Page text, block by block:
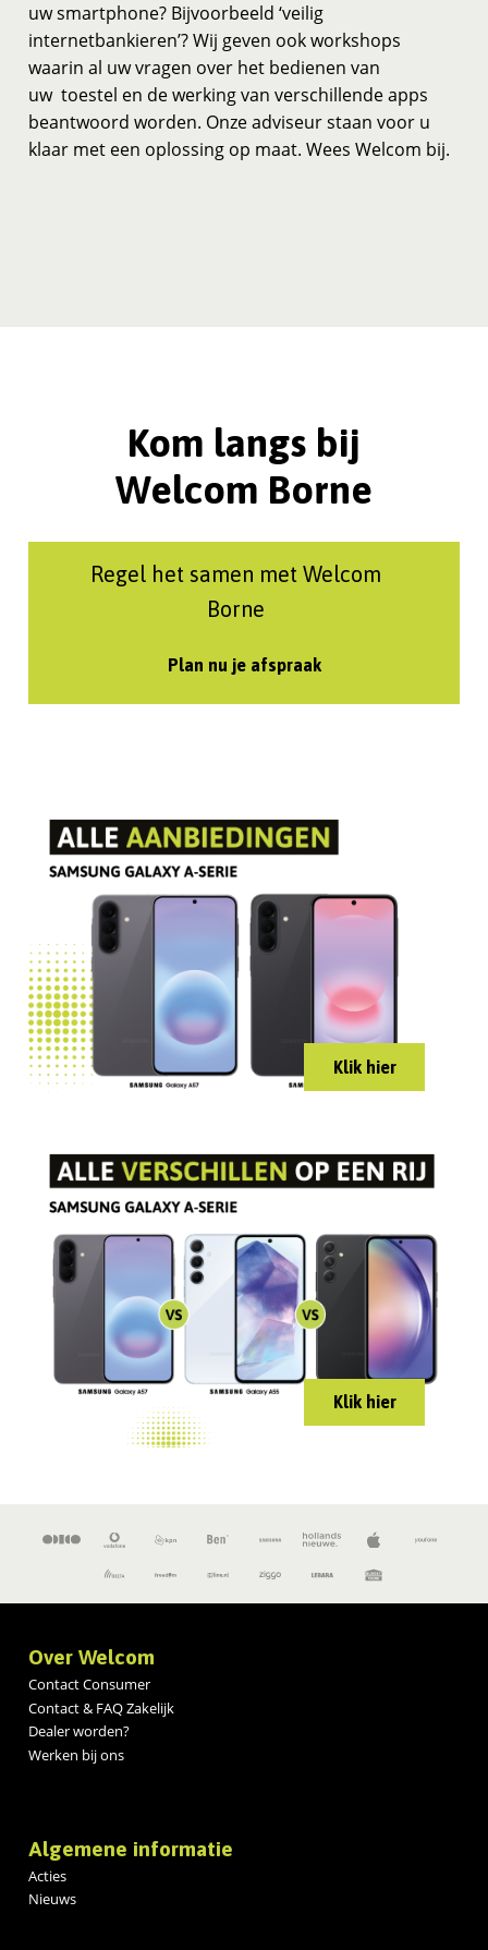
uw smartphone? Bijvoorbeeld ‘veilig
internetbankieren’? Wij geven ook workshops
waarin al uw vragen over het bedienen van
uw toestel en de werking van verschillende apps
beantwoord worden. Onze adviseur staan voor u
klaar met een oplossing op maat. Wees Welcom bij.
Kom langs bij
Welcom Borne
Regel het samen met Welcom
Borne
Plan nu je afspraak
Klik hier
Klik hier
Over Welcom
Contact Consumer
Contact & FAQ Zakelijk
Dealer worden?
Werken bij ons
Algemene informatie
Acties
Nieuws